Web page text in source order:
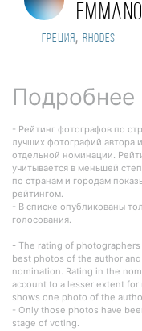
Греция, Rhodes
Подробнее
- Рейтинг фотографов по
лучших фотографий автора
отдельной номинации.
учитывается в меньшей
по странам и городам
рейтингом.
- В списке опубликованы
голосования.
- The rating of
best photos of the author
nomination. Rating in the
account to a lesser extent
shows one photo of the
- Only those photos have
stage of voting.